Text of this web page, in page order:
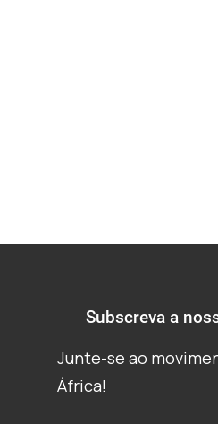
Subscreva a
Junte-se ao
África!